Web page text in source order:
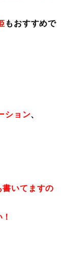
もおすすめで
ション、
いてますの